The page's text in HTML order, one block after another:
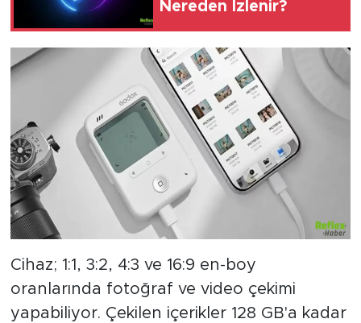
Nereden İzlenir?
Cihaz; 1:1, 3:2, 4:3 ve 16:9 en-boy
oranlarında fotoğraf ve video çekimi
yapabiliyor. Çekilen içerikler 128 GB'a kadar